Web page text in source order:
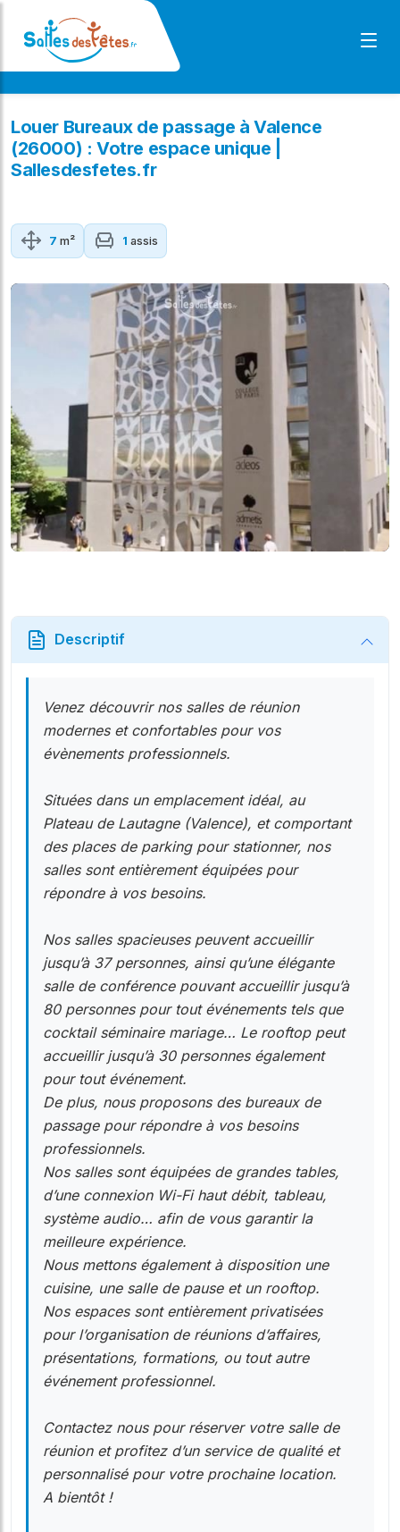
Louer Bureaux de passage à Valence
(26000) : Votre espace unique |
Sallesdesfetes.fr
7 m² 1 assis
Descriptif
Venez découvrir nos salles de réunion
modernes et confortables pour vos
évènements professionnels.
Situées dans un emplacement idéal, au
Plateau de Lautagne (Valence), et comportant
des places de parking pour stationner, nos
salles sont entièrement équipées pour
répondre à vos besoins.
Nos salles spacieuses peuvent accueillir
jusqu’à 37 personnes, ainsi qu’une élégante
salle de conférence pouvant accueillir jusqu’à
80 personnes pour tout événements tels que
cocktail séminaire mariage… Le rooftop peut
accueillir jusqu’à 30 personnes également
pour tout événement.
De plus, nous proposons des bureaux de
passage pour répondre à vos besoins
professionnels.
Nos salles sont équipées de grandes tables,
d’une connexion Wi-Fi haut débit, tableau,
système audio… afin de vous garantir la
meilleure expérience.
Nous mettons également à disposition une
cuisine, une salle de pause et un rooftop.
Nos espaces sont entièrement privatisées
pour l’organisation de réunions d’affaires,
présentations, formations, ou tout autre
événement professionnel.
Contactez nous pour réserver votre salle de
réunion et profitez d’un service de qualité et
personnalisé pour votre prochaine location.
A bientôt !